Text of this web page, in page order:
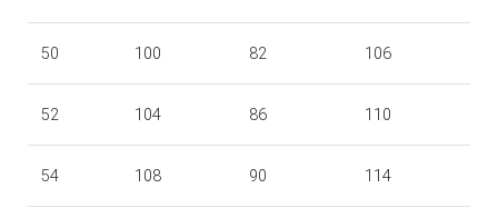
50 100 82 106
52 104 86 110
54 108 90 114